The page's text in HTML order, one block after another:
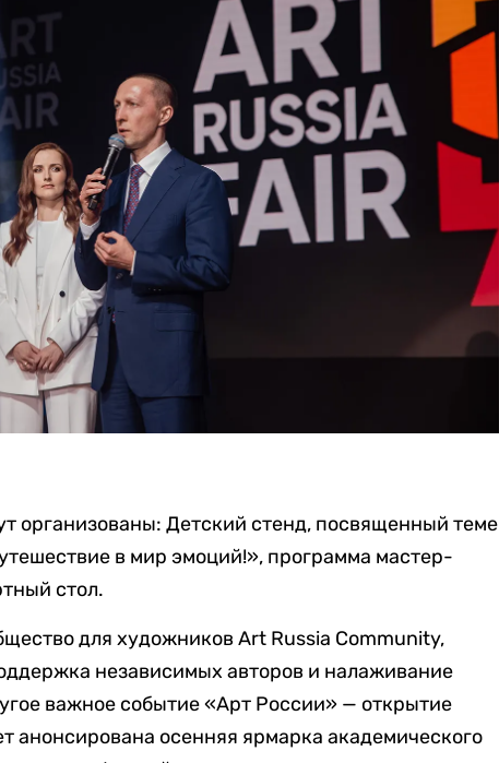
организованы: Детский стенд, посвященный теме
в мир эмоций!», программа мастер-
стол.
для художников Art Russia Community,
независимых авторов и налаживание
важное событие «Арт России» — открытие
анонсирована осенняя ярмарка академического